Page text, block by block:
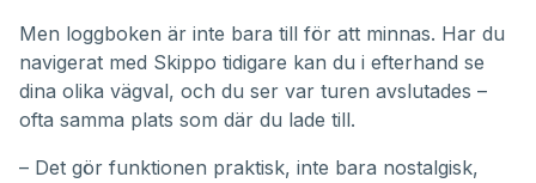
Men loggboken är inte bara till för att minnas. Har du
navigerat med Skippo tidigare kan du i efterhand se
dina olika vägval, och du ser var turen avslutades –
ofta samma plats som där du lade till.
– Det gör funktionen praktisk, inte bara nostalgisk,